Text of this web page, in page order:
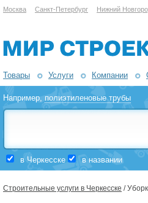
Москва Санкт-Петербург Нижний
Товары Услуги Компании
Например,полиэтиленовые трубы
в Черкесске в названии
Строительные услуги в Черкесске /